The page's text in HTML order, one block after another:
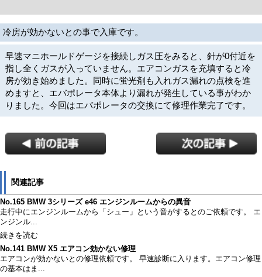
冷房が効かないとの事で入庫です。
早速マニホールドゲージを接続しガス圧をみると、針が0付近を
指し全くガスが入っていません。エアコンガスを充填すると冷
房が効き始めました。同時に蛍光剤も入れガス漏れの点検を進
めますと、エバポレータ本体より漏れが発生している事がわか
りました。今回はエバポレータの交換にて修理作業完了です。
関連記事
No.165 BMW 3シリーズ e46 エンジンルームからの異音
走行中にエンジンルームから「シュー」という音がするとのご依頼です。 エ
ンジンル...
続きを読む
No.141 BMW X5 エアコン効かない修理
エアコンが効かないとの修理依頼です。 早速診断に入ります。エアコン修理
の基本はま...